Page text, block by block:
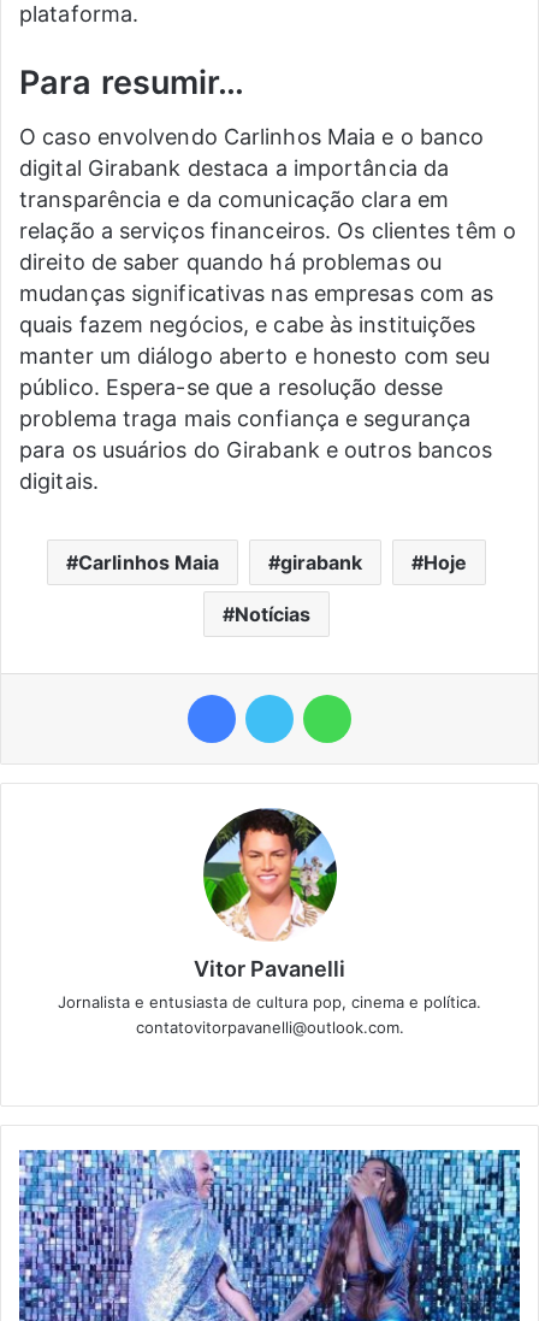
plataforma.
Para resumir…
O caso envolvendo Carlinhos Maia e o banco
digital Girabank destaca a importância da
transparência e da comunicação clara em
relação a serviços financeiros. Os clientes têm o
direito de saber quando há problemas ou
mudanças significativas nas empresas com as
quais fazem negócios, e cabe às instituições
manter um diálogo aberto e honesto com seu
público. Espera-se que a resolução desse
problema traga mais confiança e segurança
para os usuários do Girabank e outros bancos
digitais.
Carlinhos Maia girabank Hoje
Notícias
FacebookTwitter
Vitor Pavanelli
Jornalista e entusiasta de cultura pop, cinema e política.
contatovitorpavanelli@outlook.com.